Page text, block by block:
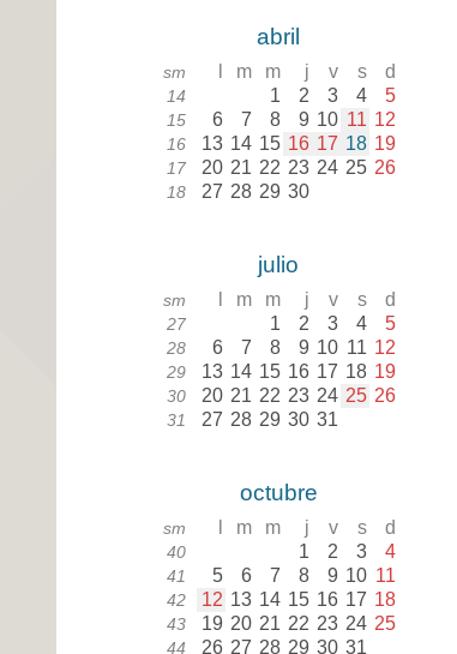
abril
sm m m j v s d
14 1 2 3 4 5
15 6 7 8 9 10 11 12
16 13 14 15 16 17 18 19
17 20 21 22 23 24 25 26
18 27 28 29 30
julio
sm m m j v s d
27 1 2 3 4 5
28 6 7 8 9 10 11 12
29 13 14 15 16 17 18 19
30 20 21 22 23 24 25 26
31 27 28 29 30 31
octubre
sm m m j v s d
40 1 2 3 4
41 5 6 7 8 9 10 11
42 12 13 14 15 16 17 18
43 19 20 21 22 23 24 25
44 26 27 28 29 30 31